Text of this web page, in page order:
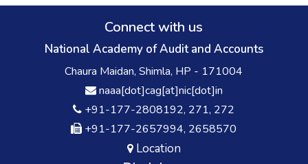
Connect with us
National Academy of Audit and Accounts
Chaura Maidan, Shimla, HP - 171004
naaa[dot]cag[at]nic[dot]in
+91-177-2808192, 271, 272
+91-177-2657994, 2658570
Location